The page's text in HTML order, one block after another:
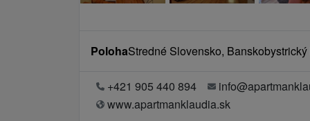
PolohaStredné Slovensko, Banskobystrický
+421 905 440 894
www.apartmanklaudia.sk